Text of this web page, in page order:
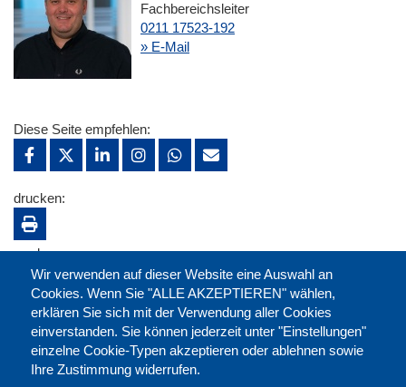
Fachbereichsleiter
0211 17523-192
» E-Mail
Wir verwenden auf dieser Website eine Auswahl an
Cookies. Wenn Sie "ALLE AKZEPTIEREN" wählen,
erklären Sie sich mit der Verwendung aller Cookies
einverstanden. Sie können jederzeit unter "Einstellungen"
einzelne Cookie-Typen akzeptieren oder ablehnen sowie
Ihre Zustimmung widerrufen.
Diese Seite empfehlen:
drucken:
merken: